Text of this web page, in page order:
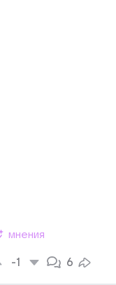
мнения
-1 6